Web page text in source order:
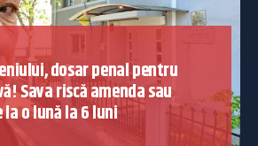
dosar penal pentru
Sava riscă amenda sau
o lună la 6 luni